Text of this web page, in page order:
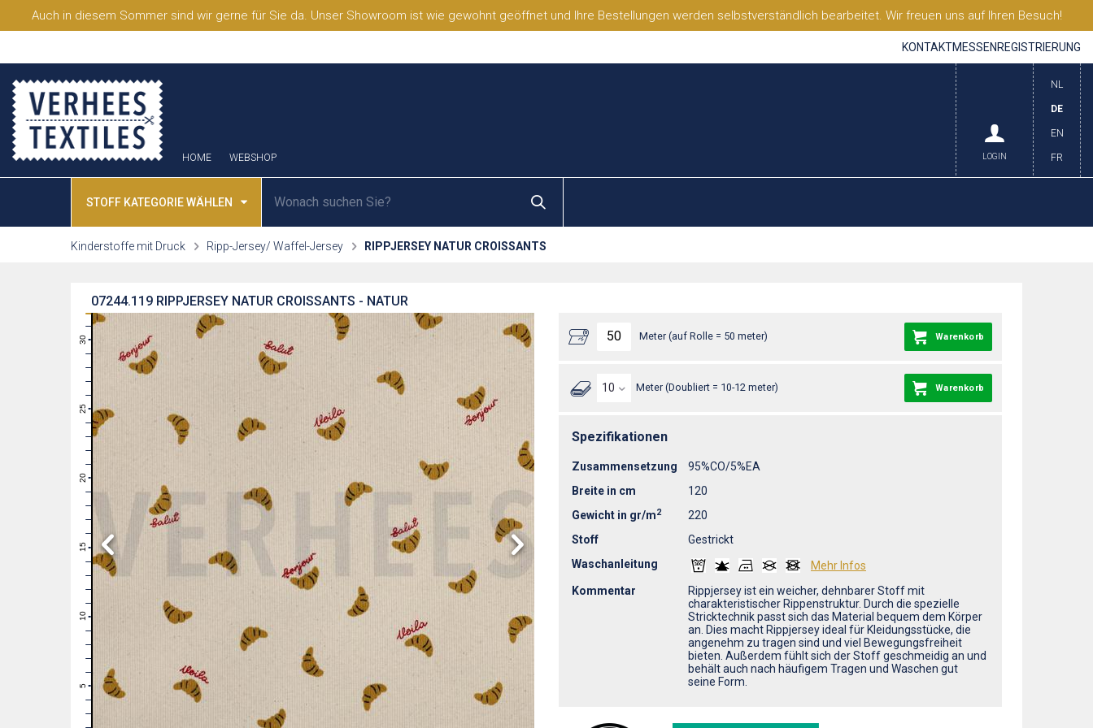
Auch in diesem Sommer sind wir gerne für Sie da. Unser Showroom ist wie gewohnt geöffnet und Ihre Bestellungen werden selbstverständlich bearbeitet. Wir freuen uns auf Ihren Besuch!
KONTAKTMESSEN REGISTRIERUNG
HOME WEBSHOP
NL
DE
EN
FR
LOGIN
STOFF KATEGORIE WÄHLEN
Kinderstoffe mit Druck Ripp-Jersey/ Waffel-Jersey RIPPJERSEY NATUR CROISSANTS
RIPPJERSEY NATUR CROISSANTS - NATUR
07244.119
10
11
12
13
14
15
16
17
18
19
20
21
22
23
24
25
26
27
28
29
30
31
Meter (auf Rolle = 50 meter) Warenkorb
Meter (Doubliert = 10-12 meter) Warenkorb
Spezifikationen
Zusammensetzung
95%CO/5%EA
Breite in cm
120
Gewicht in gr/m2
220
Stoff
Gestrickt
Waschanleitung
Mehr Infos
Kommentar
Rippjersey ist ein weicher, dehnbarer Stoff mit
charakteristischer Rippenstruktur. Durch die spezielle
Stricktechnik passt sich das Material bequem dem Körper
an. Dies macht Rippjersey ideal für Kleidungsstücke, die
angenehm zu tragen sind und viel Bewegungsfreiheit
bieten. Außerdem fühlt sich der Stoff geschmeidig an und
behält auch nach häufigem Tragen und Waschen gut
seine Form.